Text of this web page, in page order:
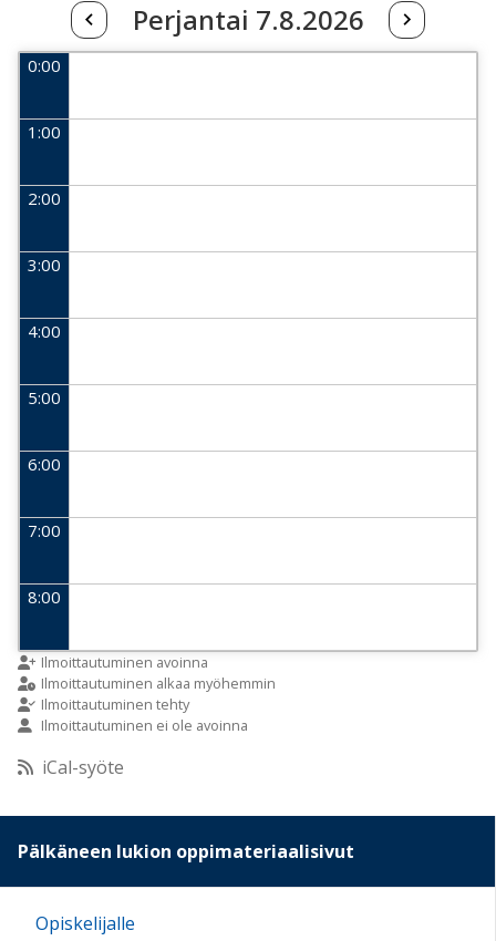
Perjantai 7.8.2026
0:00
1:00
2:00
3:00
4:00
5:00
6:00
7:00
8:00
9:00
10:00
12:00
13:00
Ilmoittautuminen avoinna
Ilmoittautuminen alkaa myöhemmin
Ilmoittautuminen tehty
Ilmoittautuminen ei ole avoinna
iCal-syöte
Pälkäneen lukion oppimateriaalisivut
Opiskelijalle